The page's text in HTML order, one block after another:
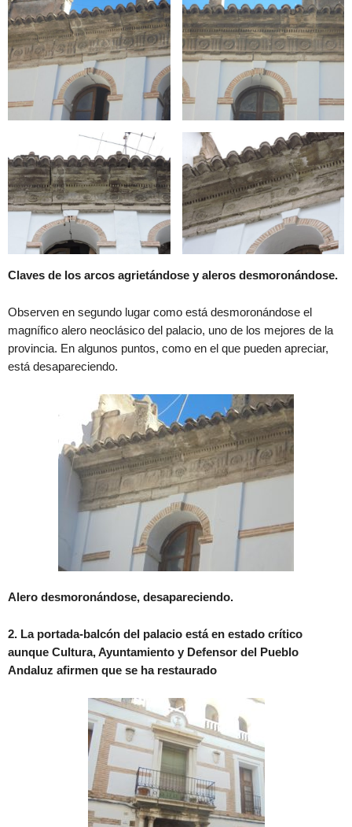
Claves de los arcos agrietándose y aleros desmoronándose.
Observen en segundo lugar como está desmoronándose el
magnífico alero neoclásico del palacio, uno de los mejores de la
provincia. En algunos puntos, como en el que pueden apreciar,
está desapareciendo.
Alero desmoronándose, desapareciendo.
2. La portada-balcón del palacio está en estado crítico
aunque Cultura, Ayuntamiento y Defensor del Pueblo
Andaluz afirmen que se ha restaurado